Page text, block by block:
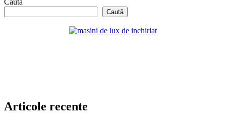
articole
Caută
Caută
Articole recente